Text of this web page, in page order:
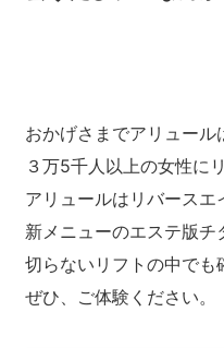
おかげさまでアリュール
３万5千人以上の女性に
アリュールはリバースエ
新メニューのエステ版チ
切らないリフトの中でも
ぜひ、ご体験ください。